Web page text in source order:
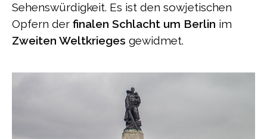
Sehenswürdigkeit. Es ist den sowjetischen
Opfern der finalen Schlacht um Berlin im
Zweiten Weltkrieges gewidmet.